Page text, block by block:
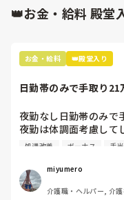
👑お金・給料 殿堂
お金・給料 👑殿堂入り
日勤帯のみで手取り21
夜勤なし日勤帯のみで
夜勤は体調面考慮して
基本給 18万
資格手当 3万
住宅手当 1万(持ち家
処遇改善 ボーナス 手当
miyumero
介護職・ヘルパー, 介